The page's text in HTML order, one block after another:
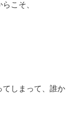
こそ、
てしまって、誰か